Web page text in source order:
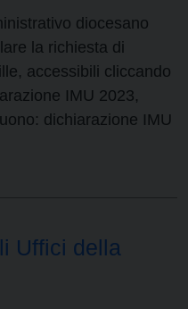
diocesano
la richiesta di
accessibili cliccando
IMU 2023,
dichiarazione IMU
Uffici della